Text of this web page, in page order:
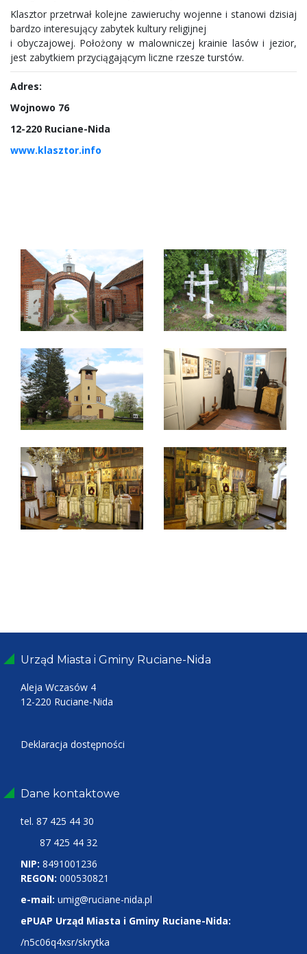
Klasztor przetrwał kolejne zawieruchy wojenne i stanowi dzisiaj
bardzo interesujący zabytek kultury religijnej
i obyczajowej. Położony w malowniczej krainie lasów i jezior,
jest zabytkiem przyciągającym liczne rzesze turstów.
Adres:
Wojnowo 76
12-220 Ruciane-Nida
www.klasztor.info
Urząd Miasta i Gminy Ruciane-Nida
Aleja Wczasów 4
12-220 Ruciane-Nida
Deklaracja dostępności
Dane kontaktowe
tel. 87 425 44 30
87 425 44 32
NIP: 8491001236
REGON: 000530821
e-mail: umig@ruciane-nida.pl
ePUAP Urząd Miasta i Gminy Ruciane-Nida:
/n5c06q4xsr/skrytka